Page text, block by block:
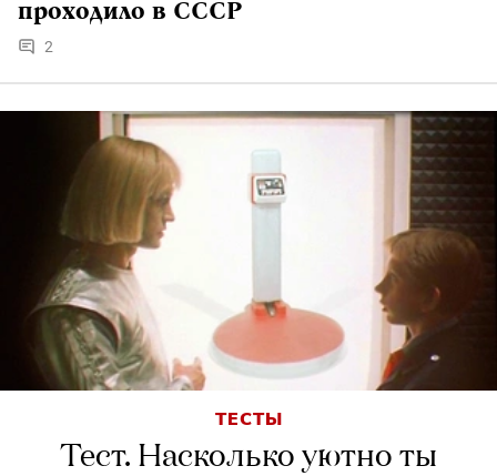
Обсудить
детство прошло в СССР
3
выросших в СССР
9
проходило в СССР
2
ТЕСТЫ
Тест. Насколько уютно ты